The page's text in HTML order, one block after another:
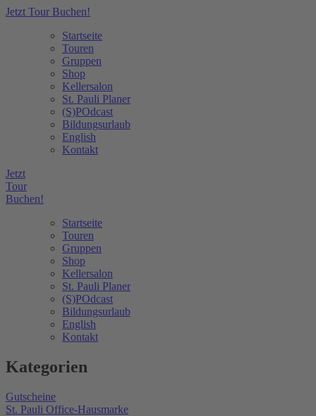
Jetzt Tour Buchen!
Startseite
Touren
Gruppen
Shop
Kellersalon
St. Pauli Planer
(S)POdcast
Bildungsurlaub
English
Kontakt
Jetzt
Tour
Buchen!
Startseite
Touren
Gruppen
Shop
Kellersalon
St. Pauli Planer
(S)POdcast
Bildungsurlaub
English
Kontakt
Kategorien
Gutscheine
St. Pauli Office-Hausmarke